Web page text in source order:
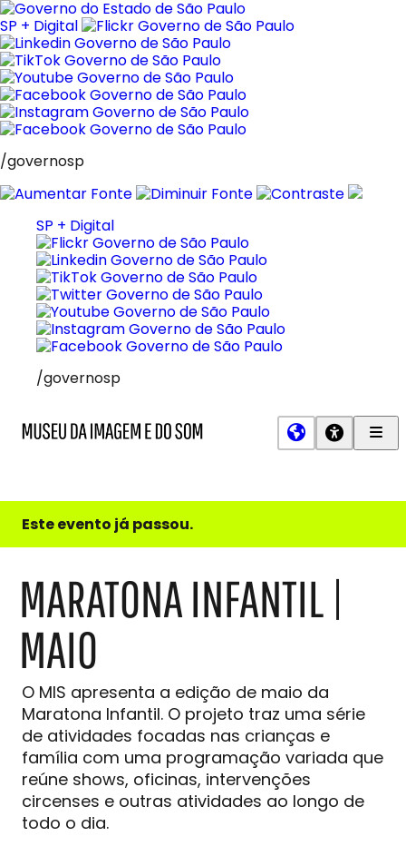
Pular
para
o
conteúdo
SP + Digital
/governosp
SP + Digital
/governosp
e
do
Este evento já passou.
MARATONA INFANTIL |
MAIO
O MIS apresenta a edição de maio da
Maratona Infantil. O projeto traz uma série
de atividades focadas nas crianças e
família com uma programação variada que
reúne shows, oficinas, intervenções
circenses e outras atividades ao longo de
todo o dia.